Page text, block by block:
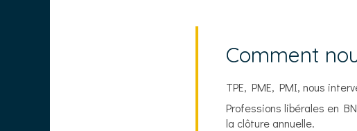
Comment
TPE, PME, PMI, nous
Professions libérales en
la clôture annuelle.